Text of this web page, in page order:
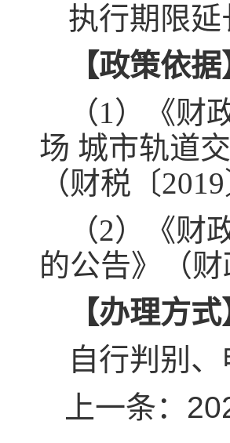
执行期限延
【政策依据
（1）《
场 城市轨道
（财税〔
（2）《
的公告》（
【办理方式
自行判别
上一条：